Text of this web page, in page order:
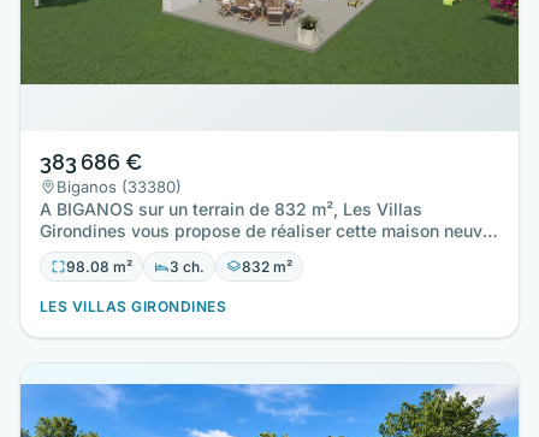
383 686 €
Biganos (33380)
A BIGANOS sur un terrain de 832 m², Les Villas
Girondines vous propose de réaliser cette maison neuve
d'une surface de…
98.08 m² 3 ch. 832 m²
LES VILLAS GIRONDINES